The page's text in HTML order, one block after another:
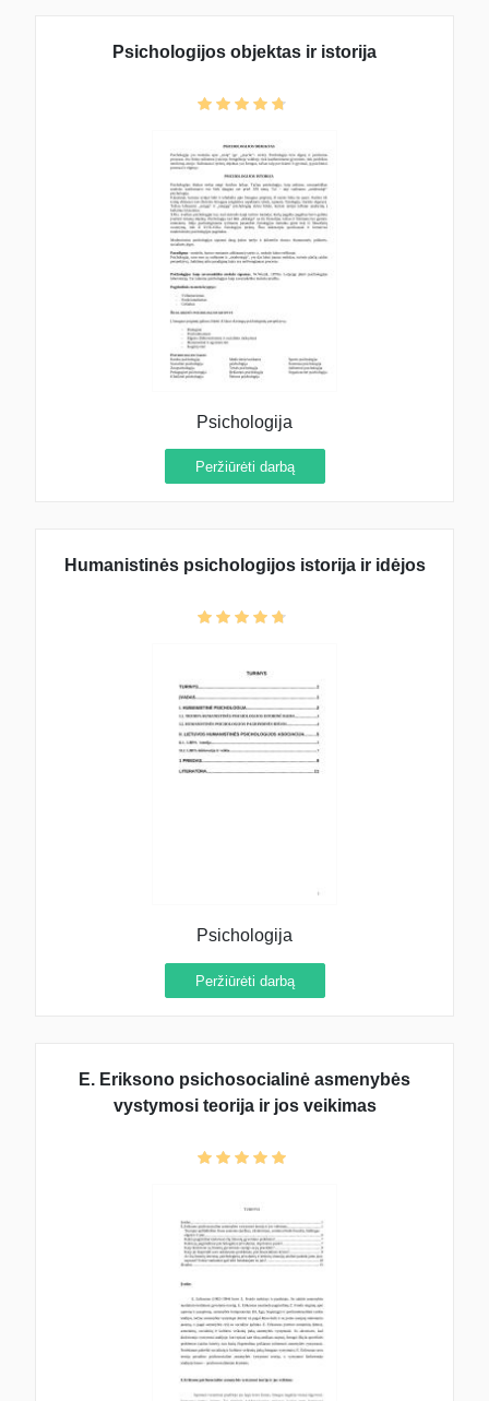
Psichologijos objektas ir istorija
Psichologija
Peržiūrėti darbą
Humanistinės psichologijos istorija ir idėjos
Psichologija
Peržiūrėti darbą
E. Eriksono psichosocialinė asmenybės
vystymosi teorija ir jos veikimas